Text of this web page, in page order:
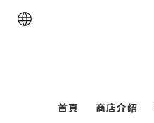
首頁 商店介紹